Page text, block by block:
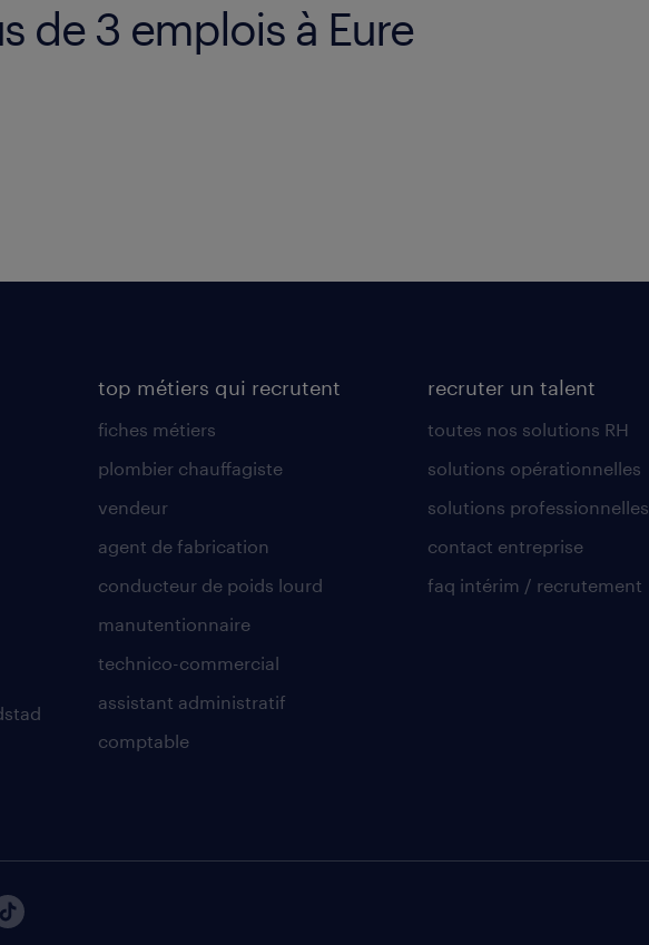
de 3 emplois à Eure
top métiers qui recrutent
fiches métiers
plombier chauffagiste
vendeur
agent de fabrication
conducteur de poids lourd
manutentionnaire
technico-commercial
assistant administratif
comptable
recruter un talent
toutes nos solutions RH
solutions opérationnelles
solutions professionnelles
contact entreprise
faq intérim / recrutement